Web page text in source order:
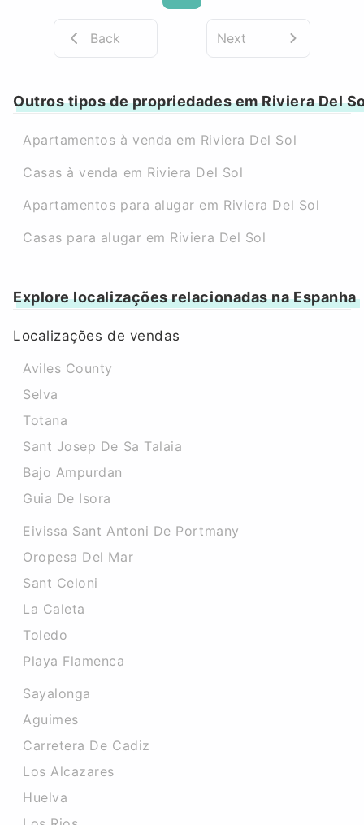
Back Next
Outros tipos de propriedades em Riviera Del
Apartamentos à venda em Riviera Del Sol
Casas à venda em Riviera Del Sol
Apartamentos para alugar em Riviera Del Sol
Casas para alugar em Riviera Del Sol
Explore localizações relacionadas na Espanha
Localizações de vendas
Aviles County
Selva
Totana
Sant Josep De Sa Talaia
Bajo Ampurdan
Guia De Isora
Eivissa Sant Antoni De Portmany
Oropesa Del Mar
Sant Celoni
La Caleta
Toledo
Playa Flamenca
Sayalonga
Aguimes
Carretera De Cadiz
Los Alcazares
Huelva